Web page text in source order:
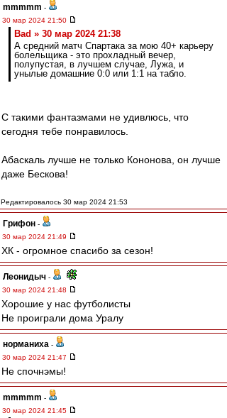
mmmmm -
30 мар 2024 21:50
Bad » 30 мар 2024 21:38
А средний матч Спартака за мою 40+ карьеру
болельщика - это прохладный вечер,
полупустая, в лучшем случае, Лужа, и
унылые домашние 0:0 или 1:1 на табло.
С такими фантазмами не удивлюсь, что
сегодня тебе понравилось.
Абаскаль лучше не только Кононова, он лучше
даже Бескова!
Редактировалось 30 мар 2024 21:53
Грифон -
30 мар 2024 21:49
ХК - огромное спасибо за сезон!
Леонидыч -
30 мар 2024 21:48
Хорошие у нас футболисты
Не проиграли дома Уралу
норманиха -
30 мар 2024 21:47
Не спочнэмы!
mmmmm -
30 мар 2024 21:45